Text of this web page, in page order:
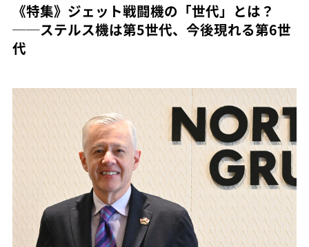
《特集》ジェット戦闘機の「世代」とは？
──ステルス機は第5世代、今後現れる第6世
代